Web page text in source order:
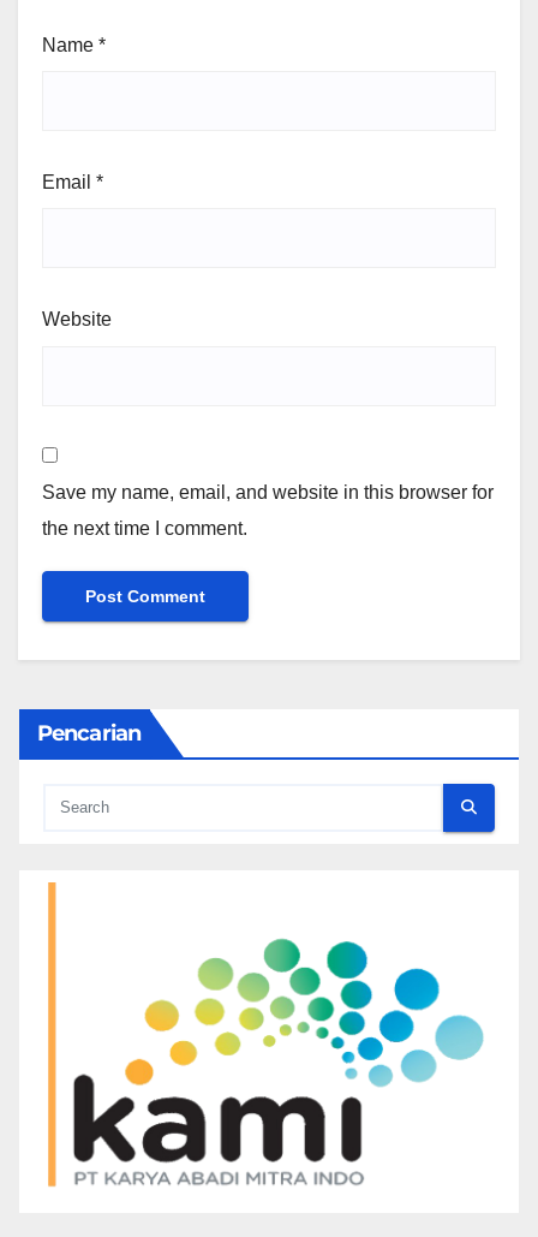
Name *
Email *
Website
Save my name, email, and website in this browser for
the next time I comment.
Pencarian